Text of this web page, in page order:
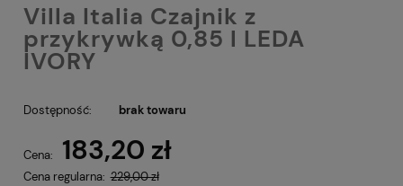
Villa Italia Czajnik z
przykrywką 0,85 l LEDA
IVORY
Dostępność: brak towaru
Cena: 183,20 zł
Cena regularna: 229,00 zł